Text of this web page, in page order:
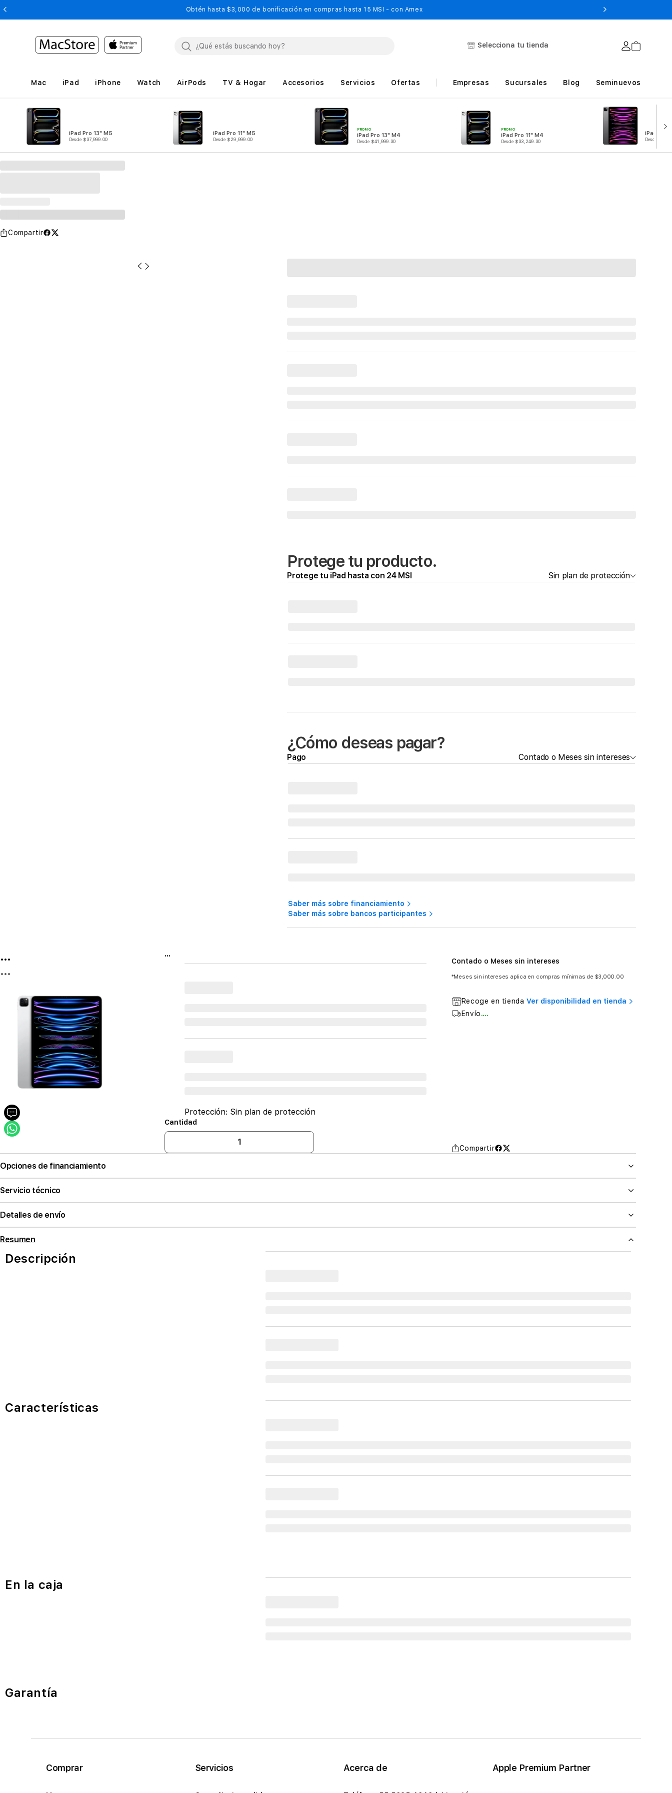
Obtén hasta $3,000 de bonificación en compras hasta 15 MSI - con Amex
Selecciona tu tienda
Mac iPad iPhone Watch AirPods TV & Hogar Accesorios Servicios Ofertas Empresas Sucursales Blog Seminuevos
iPad Pro 13" M5
Desde $37,999.00
iPad Pro 11" M5
Desde $29,999.00
PROMO
iPad Pro 13" M4
Desde $41,999.30
PROMO
iPad Pro 11" M4
Desde $33,249.30
iPad Pro
Desde
Compartir
Protege tu producto.
Protege tu iPad hasta con 24 MSI Sin plan de protección
¿Cómo deseas pagar?
Pago Contado o Meses sin intereses
Saber más sobre financiamiento
Saber más sobre bancos participantes
...
...
...
Protección: Sin plan de protección
Cantidad
Contado o Meses sin intereses
*Meses sin intereses aplica en compras mínimas de $3,000.00
Recoge en tienda Ver disponibilidad en tienda
Envío....
Compartir
Opciones de financiamiento
Servicio técnico
Detalles de envío
Resumen
Descripción
Características
En la caja
Garantía
Comprar Servicios Acerca de Apple Premium Partner